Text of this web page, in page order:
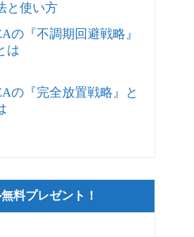
と使い方
の『不調期回避戦略』
は
の『完全放置戦略』と
料プレゼント！